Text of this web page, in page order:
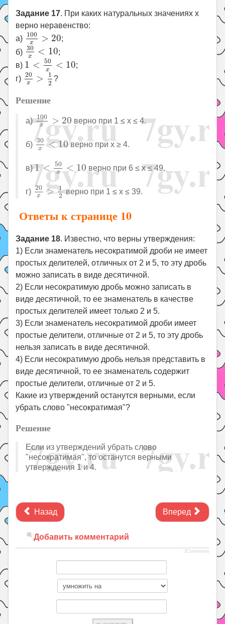
Задание 17. При каких натуральных значениях x
верно неравенство:
а) 100
x > 20
100x>20
;
б) 30
x < 10
30 < 10
;
в) 1 < 50
x < 10
1< 50x 10
;
г) 20
x >
1
2
20 1
?
Решение
а) 100
x > 20
100
верно при 1 ≤ x ≤ 4.
б) 30
x < 10
30 x<10
верно при x ≥ 4.
в)1 < 50
x < 10
1< 50x 10
верно при 6 ≤ x ≤ 49.
г) 20
x >
1
2
20 x>12
верно при 1 ≤ x ≤ 39.
Ответы к странице 10
Задание 18. Известно, что верны утверждения:
1) Если знаменатель несократимой дроби не имеет
простых делителей, отличных от 2 и 5, то эту дробь
можно записать в виде десятичной.
2) Если несократимую дробь можно записать в
виде десятичной, то ее знаменатель в качестве
простых делителей имеет только 2 и 5.
3) Если знаменатель несократимой дроби имеет
простые делители, отличные от 2 и 5, то эту дробь
нельзя записать в виде десятичной.
4) Если несократимую дробь нельзя представить в
виде десятичной, то ее знаменатель содержит
простые делители, отличные от 2 и 5.
Какие из утверждений останутся верными, если
убрать слово "несократимая"?
Решение
Если из утверждений убрать слово
"несократимая", то останутся верными
утверждения 1 и 4.
Назад Вперед
Добавить комментарий
JComments